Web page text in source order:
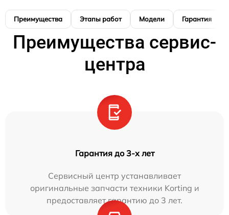
Преимущества Этапы работ Модели Гарантия
Преимущества сервис-
центра
Гарантия до 3-х лет
Сервисный центр устанавливает
оригинальные запчасти техники Korting и
предоставляет гарантию до 3 лет.